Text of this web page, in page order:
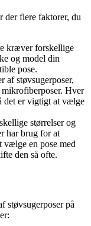
der flere faktorer, du
kræver forskellige
og model din
pose.
af støvsugerposer,
mikrofiberposer. Hver
det er vigtigt at vælge
størrelser og
har brug for at
vælge en pose med
den så ofte.
støvsugerposer på